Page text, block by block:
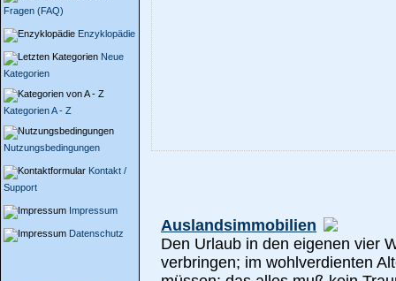
Fragen (FAQ)
Enzyklopädie
Neue
Kategorien
Kategorien A - Z
Nutzungsbedingungen
Kontakt /
Support
Impressum
Datenschutz
Auslandsimmobilien
Den Urlaub in den eigenen vier
verbringen; im wohlverdienten